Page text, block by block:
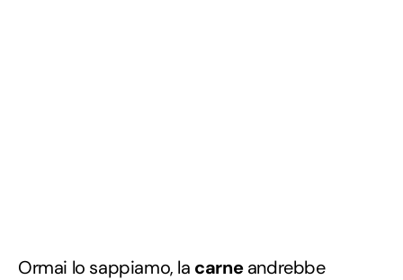
Ormai lo sappiamo, la carneandrebbe